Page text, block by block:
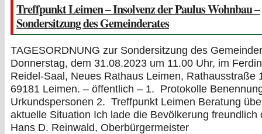
Treffpunkt Leimen – Insolvenz der Paulus Wohnbau –
Sondersitzung des Gemeinderates
TAGESORDNUNG zur Sondersitzung des
Donnerstag, dem 31.08.2023 um 11.00 Uhr, im
Reidel-Saal, Neues Rathaus Leimen, Rathausstraße
69181 Leimen. – öffentlich – 1. Protokolle
Urkundspersonen 2. Treffpunkt Leimen Beratung
aktuelle Situation Ich lade die Bevölkerung freundlich
Hans D. Reinwald, Oberbürgermeister